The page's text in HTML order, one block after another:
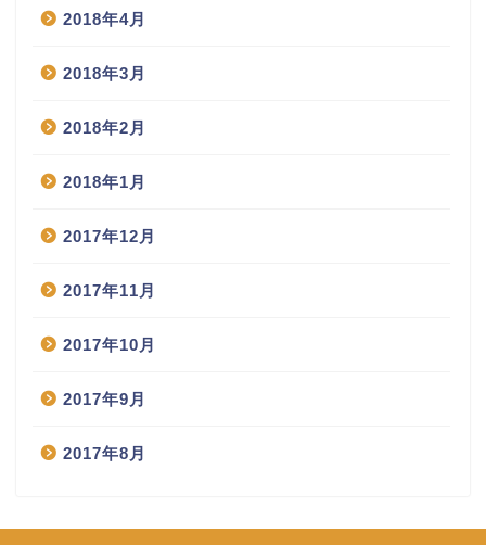
2018年4月
2018年3月
2018年2月
2018年1月
2017年12月
2017年11月
2017年10月
2017年9月
2017年8月